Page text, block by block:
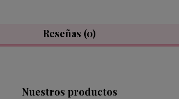
Reseñas (0)
Nuestros productos